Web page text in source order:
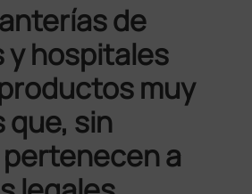
de
hospitales
muy
que, sin
a